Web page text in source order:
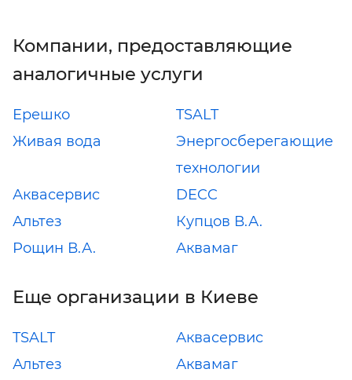
Компании, предоставляющие
аналогичные услуги
Ерешко
TSALT
Живая вода
Энергосберегающие
технологии
Аквасервис
DECC
Альтез
Купцов В.А.
Рощин В.А.
Аквамаг
Еще организации в Киеве
TSALT
Аквасервис
Альтез
Аквамаг